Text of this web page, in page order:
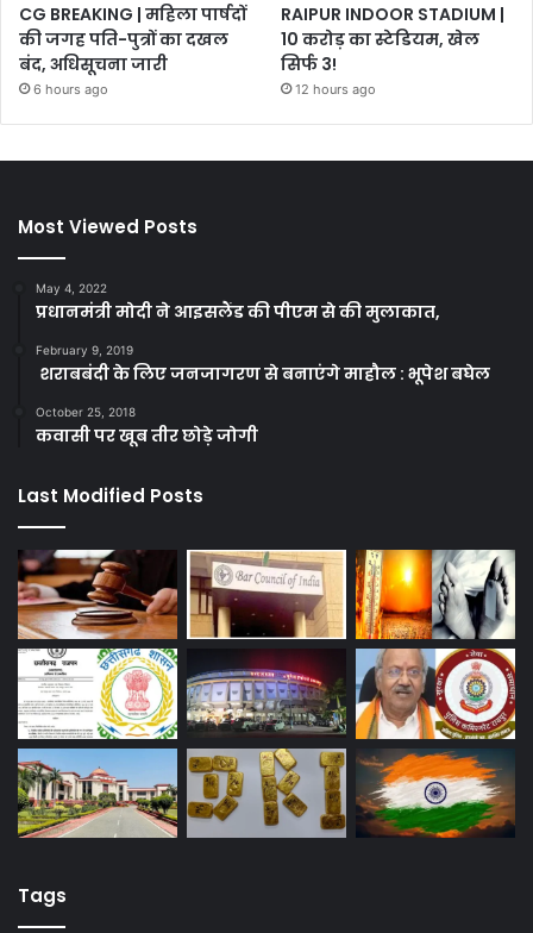
CG BREAKING | महिला पार्षदों
की जगह पति-पुत्रों का दखल
बंद, अधिसूचना जारी
6 hours ago
RAIPUR INDOOR STADIUM |
10 करोड़ का स्टेडियम, खेल
सिर्फ 3!
12 hours ago
Most Viewed Posts
May 4, 2022
प्रधानमंत्री मोदी ने आइसलैंड की पीएम से की मुलाकात,
February 9, 2019
शराबबंदी के लिए जनजागरण से बनाएंगे माहौल : भूपेश बघेल
October 25, 2018
कवासी पर खूब तीर छोड़े जोगी
Last Modified Posts
Tags